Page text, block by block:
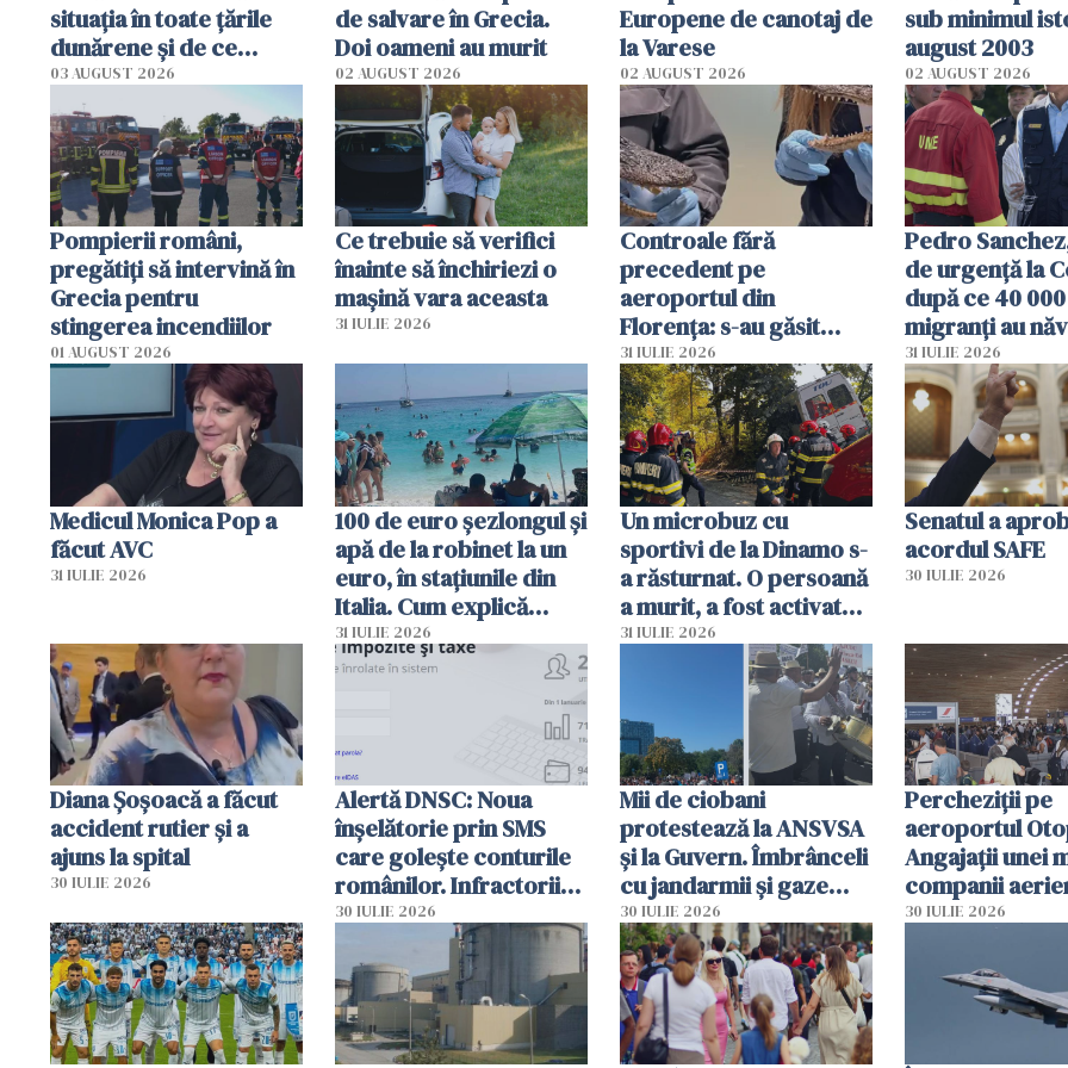
situația în toate țările
dunărene și de ce
România resimte
efectele, deși a plouat
în iulie
03 AUGUST 2026
de salvare în Grecia.
Doi oameni au murit
02 AUGUST 2026
Europene de canotaj de
la Varese
02 AUGUST 2026
sub minimul
august 2003
02 AUGUST 2026
Pompierii români,
pregătiţi să intervină în
Grecia pentru
stingerea incendiilor
01 AUGUST 2026
Ce trebuie să verifici
înainte să închiriezi o
mașină vara aceasta
31 IULIE 2026
Controale fără
precedent pe
aeroportul din
Florența: s-au găsit
capete de aligator și o
sumă imensă de bani
31 IULIE 2026
Pedro
de urgență la
după ce 40
migranți au
teritoriul
mobiliza toate
resursele"
31 IULIE 2026
Medicul Monica Pop a
făcut AVC
31 IULIE 2026
100 de euro șezlongul și
apă de la robinet la un
euro, în stațiunile din
Italia. Cum explică
autoritățile
31 IULIE 2026
Un microbuz cu
sportivi de la Dinamo s-
a răsturnat. O persoană
a murit, a fost activat
planul roșu de
31 IULIE 2026
Senatul a
acordul SAFE
30 IULIE 2026
Diana Șoșoacă a făcut
accident rutier și a
ajuns la spital
30 IULIE 2026
Alertă DNSC: Noua
înșelătorie prin SMS
care golește conturile
românilor. Infractorii
folosesc numele
Ghișeul.ro și al Poliției
Române
30 IULIE 2026
Mii de ciobani
protestează la ANSVSA
și la Guvern. Îmbrânceli
cu jandarmii și gaze
lacrimogene
30 IULIE 2026
Percheziții pe
aeroportul
Angajații unei
companii
parfumuri,
vânzării
30 IULIE 2026